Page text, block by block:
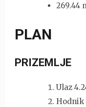
269.44
PLAN
PRIZEMLJE
Ulaz
Hodnik